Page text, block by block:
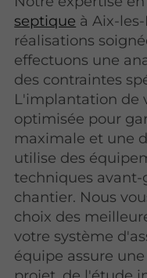
septique à Aix-
réalisations
effectuons une
des contraintes
L'implantation de
optimisée pour
maximale et une
utilise des
techniques
chantier. Nous
choix des
votre système
équipe assure